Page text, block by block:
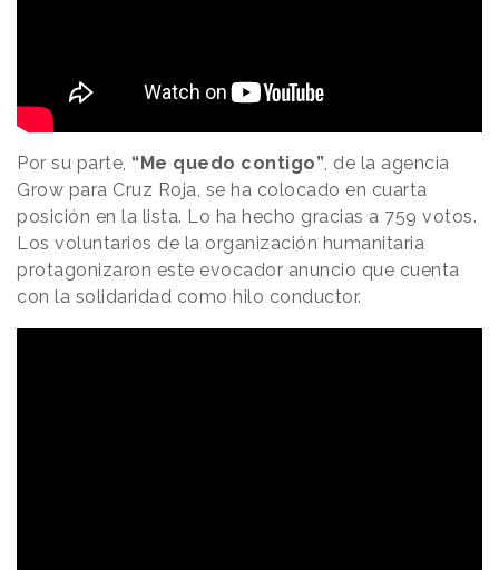
Por su parte, “Me quedo contigo” , de la agencia
Grow para Cruz Roja, se ha colocado en cuarta
posición en la lista. Lo ha hecho gracias a 759 votos.
Los voluntarios de la organización humanitaria
protagonizaron este evocador anuncio que cuenta
con la solidaridad como hilo conductor.